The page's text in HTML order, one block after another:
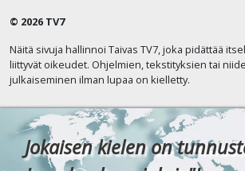
© 2026 TV7
Näitä sivuja hallinnoi Taivas TV7, joka pidättää
liittyvät oikeudet. Ohjelmien, tekstityksien tai
julkaiseminen ilman lupaa on kielletty.
Jokaisen kielen on